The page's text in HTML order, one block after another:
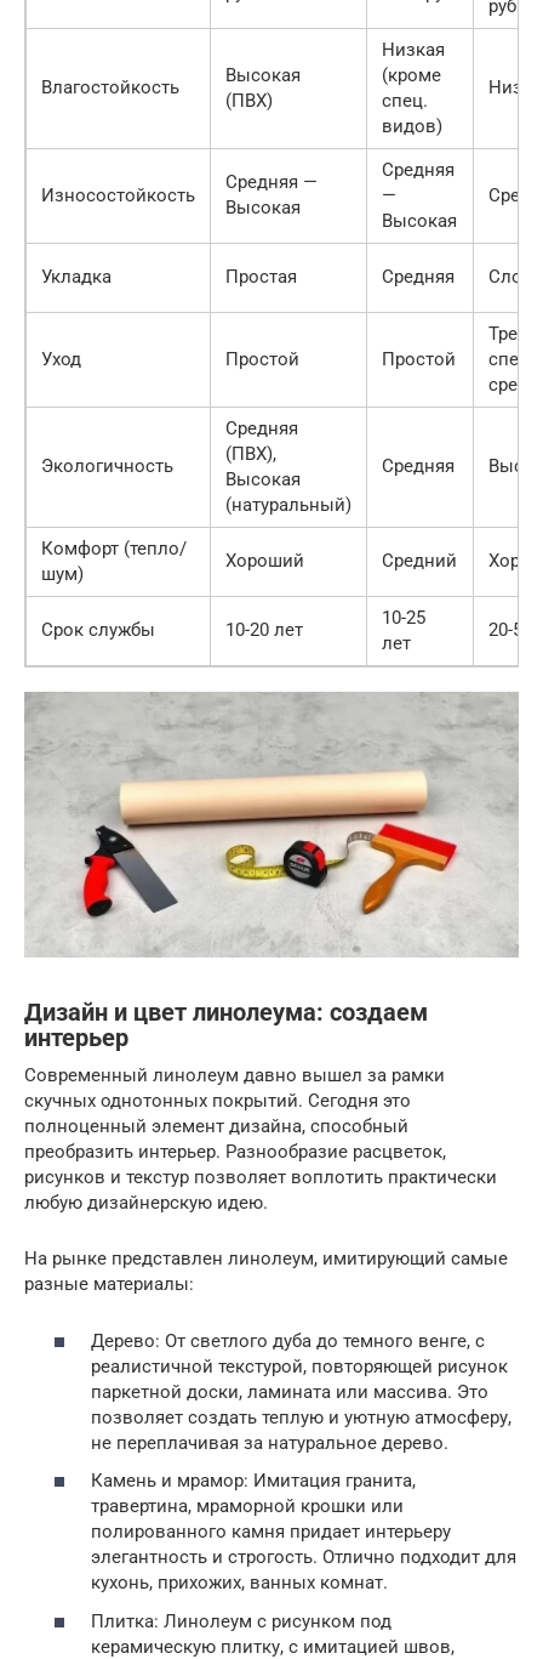
руб.
Влагостойкость
Высокая
(ПВХ)
Низкая
(кроме
спец.
видов)
Износостойкость
Средняя —
Высокая
Средняя
—
Высокая
Укладка Простая Средняя
Уход Простой Простой
спец.
Экологичность
Средняя
(ПВХ),
Высокая
(натуральный)
Средняя
Комфорт (тепло/
шум)
Хороший Средний
Срок службы 10-20 лет
10-25
лет
20-
Дизайн и цвет линолеума: создаем
интерьер
Современный линолеум давно вышел за рамки
скучных однотонных покрытий. Сегодня это
полноценный элемент дизайна, способный
преобразить интерьер. Разнообразие расцветок,
рисунков и текстур позволяет воплотить практически
любую дизайнерскую идею.
На рынке представлен линолеум, имитирующий самые
разные материалы:
Дерево: От светлого дуба до темного венге, с
реалистичной текстурой, повторяющей рисунок
паркетной доски, ламината или массива. Это
позволяет создать теплую и уютную атмосферу,
не переплачивая за натуральное дерево.
Камень и мрамор: Имитация гранита,
травертина, мраморной крошки или
полированного камня придает интерьеру
элегантность и строгость. Отлично подходит для
кухонь, прихожих, ванных комнат.
Плитка: Линолеум с рисунком под
керамическую плитку, с имитацией швов,